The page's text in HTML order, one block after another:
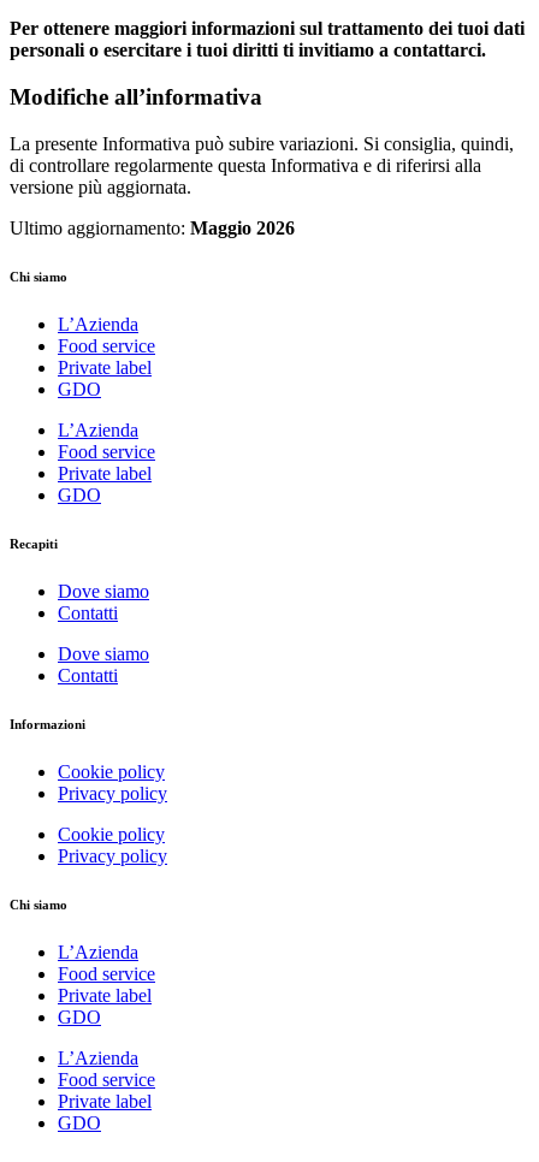
Per ottenere maggiori informazioni sul trattamento dei tuoi dati
personali o esercitare i tuoi diritti ti invitiamo a contattarci.
Modifiche all’informativa
La presente Informativa può subire variazioni. Si consiglia, quindi,
di controllare regolarmente questa Informativa e di riferirsi alla
versione più aggiornata.
Ultimo aggiornamento: Maggio 2026
Chi siamo
L’Azienda
Food service
Private label
GDO
L’Azienda
Food service
Private label
GDO
Recapiti
Dove siamo
Contatti
Dove siamo
Contatti
Informazioni
Cookie policy
Privacy policy
Cookie policy
Privacy policy
Chi siamo
L’Azienda
Food service
Private label
GDO
L’Azienda
Food service
Private label
GDO